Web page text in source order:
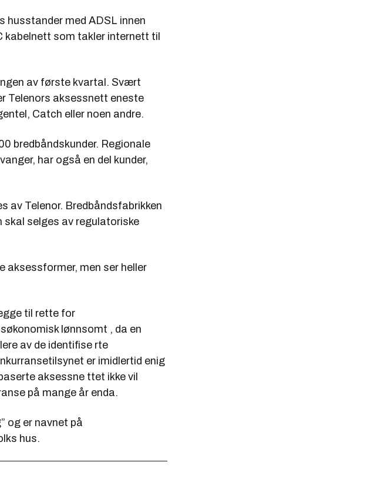
husstander med ADSL innen
kabelnett som takler internett til
av første kvartal. Svært
Telenors aksessnett eneste
Catch eller noen andre.
bredbåndskunder. Regionale
har også en del kunder,
av Telenor. Bredbåndsfabrikken
skal selges av regulatoriske
aksessformer, men ser heller
til rette for
lønnsomt , da en
av de identifise rte
er imidlertid enig
aksessne ttet ikke vil
på mange år enda.
og er navnet på
hus.